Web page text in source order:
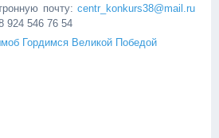
почту: centr_konkurs38@mail.ru
924 546 76 54
Гордимся Великой Победой